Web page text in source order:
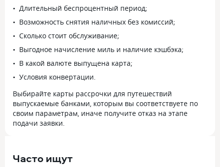
Длительный беспроцентный период;
Возможность снятия наличных без комиссий;
Сколько стоит обслуживание;
Выгодное начисление миль и наличие кэшбэка;
В какой валюте выпущена карта;
Условия конвертации.
Выбирайте карты рассрочки для путешествий
выпускаемые банками, которым вы соответствуете по
своим параметрам, иначе получите отказ на этапе
подачи заявки.
Часто ищут